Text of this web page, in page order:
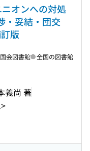
オンへの対処
・妥結・団交
版
義尚 著
会図書館 全国の図書館